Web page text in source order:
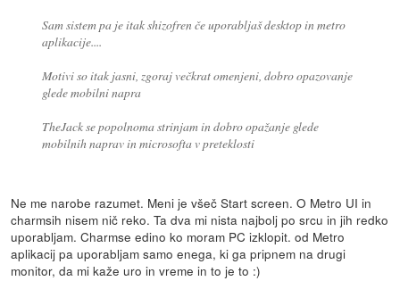
Sam sistem pa je itak shizofren če uporabljaš desktop in metro
aplikacije....
Motivi so itak jasni, zgoraj večkrat omenjeni, dobro opazovanje
glede mobilni napra
TheJack se popolnoma strinjam in dobro opažanje glede
mobilnih naprav in microsofta v preteklosti
Ne me narobe razumet. Meni je všeč Start screen. O Metro UI in
charmsih nisem nič reko. Ta dva mi nista najbolj po srcu in jih redko
uporabljam. Charmse edino ko moram PC izklopit. od Metro
aplikacij pa uporabljam samo enega, ki ga pripnem na drugi
monitor, da mi kaže uro in vreme in to je to :)